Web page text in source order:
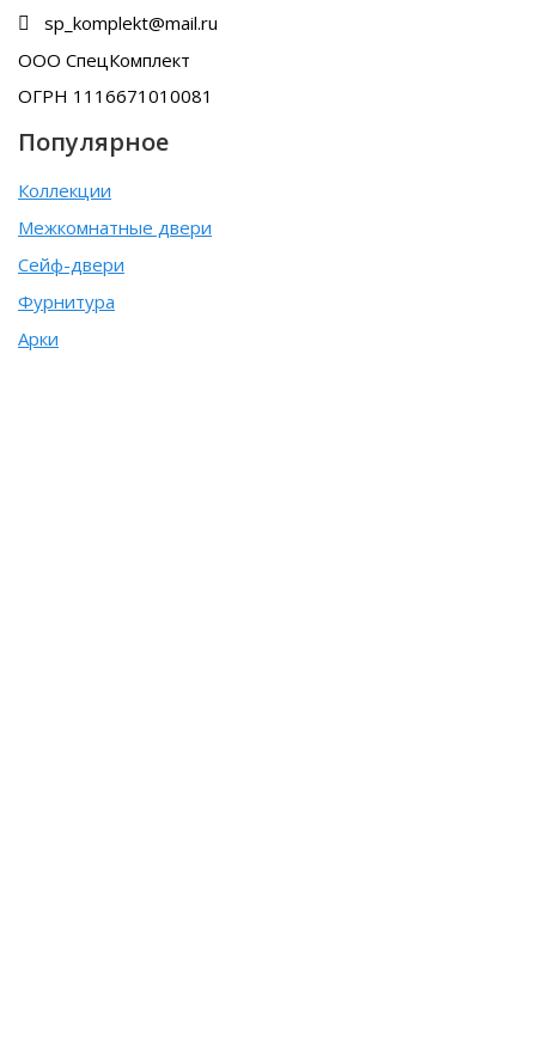
sp_komplekt@mail.ru
ООО СпецКомплект
ОГРН 1116671010081
Популярное
Коллекции
Межкомнатные двери
Сейф-двери
Фурнитура
Арки